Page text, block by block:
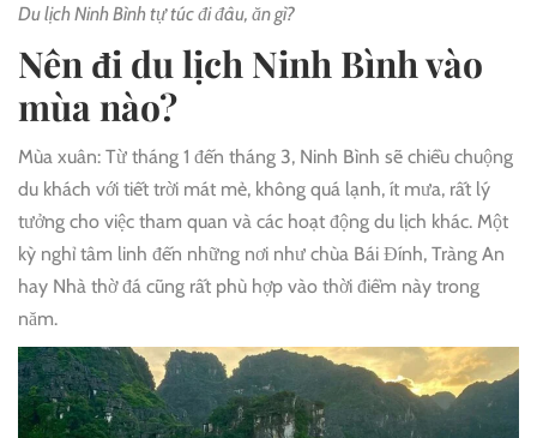
Du lịch Ninh Bình tự túc đi đâu, ăn gì?
Nên đi du lịch Ninh Bình vào
mùa nào?
Mùa xuân: Từ tháng 1 đến tháng 3, Ninh Bình sẽ chiều chuộng
du khách với tiết trời mát mẻ, không quá lạnh, ít mưa, rất lý
tưởng cho việc tham quan và các hoạt động du lịch khác. Một
kỳ nghỉ tâm linh đến những nơi như chùa Bái Đính, Tràng An
hay Nhà thờ đá cũng rất phù hợp vào thời điểm này trong
năm.